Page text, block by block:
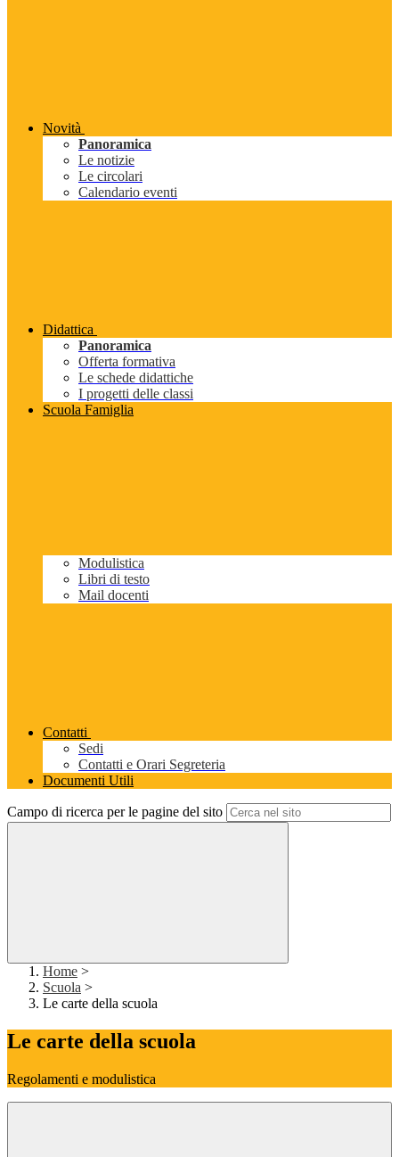
Novità
Panoramica
Le notizie
Le circolari
Calendario eventi
Didattica
Panoramica
Offerta formativa
Le schede didattiche
I progetti delle classi
Scuola Famiglia
Modulistica
Libri di testo
Mail docenti
Contatti
Sedi
Contatti e Orari Segreteria
Documenti Utili
Campo di ricerca per le pagine del sito
Home >
Scuola >
Le carte della scuola
Le carte della scuola
Regolamenti e modulistica